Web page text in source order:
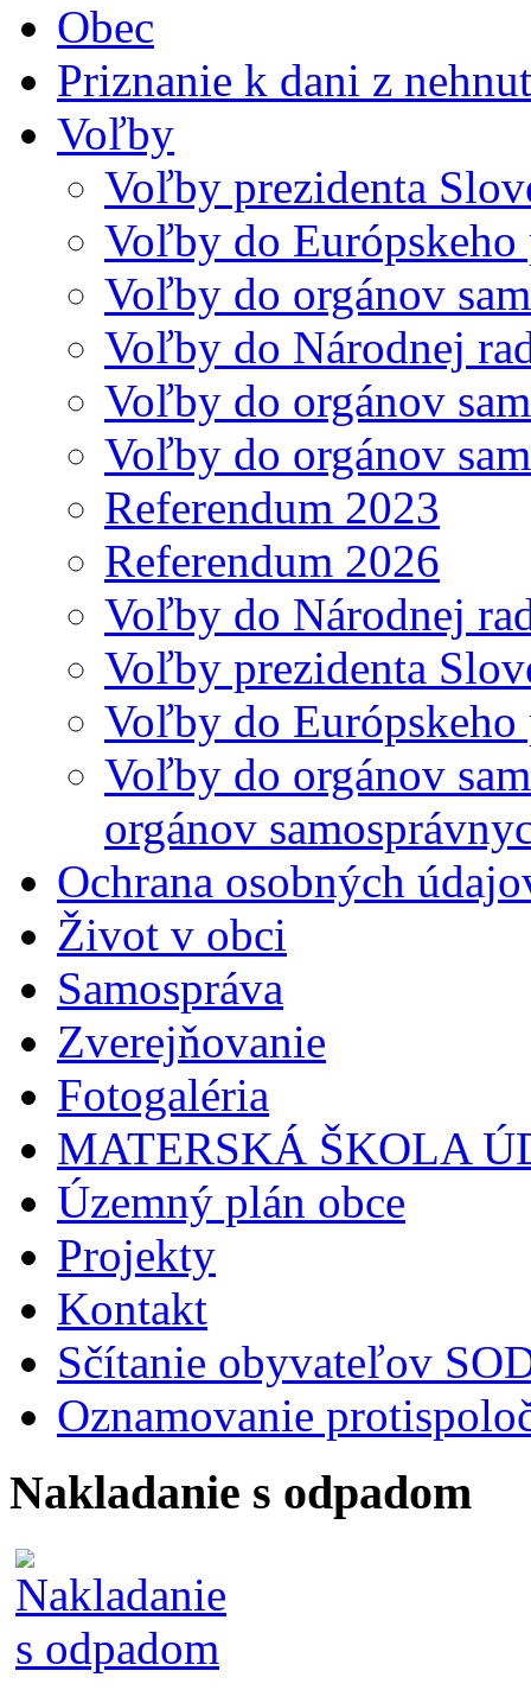
Obec
Priznanie k dani z
Voľby
Voľby prezidenta
Voľby do Európskeho
Voľby do orgánov
Voľby do Národnej
Voľby do orgánov
Voľby do orgánov
Referendum 2023
Referendum 2026
Voľby do Národnej
Voľby prezidenta
Voľby do Európskeho
Voľby do orgánov
orgánov
Ochrana osobných
Život v obci
Samospráva
Zverejňovanie
Fotogaléria
MATERSKÁ ŠKOLA
Územný plán obce
Projekty
Kontakt
Sčítanie obyvateľov
Oznamovanie
Nakladanie s odpadom